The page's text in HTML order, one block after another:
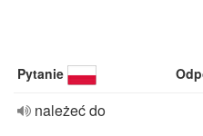
Pytanie
należeć do